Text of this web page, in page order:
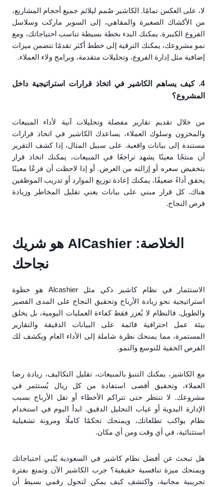
لا، على العكس تمامًا. الكاشير صُمم ليلائم جميع أحجام المشاريع،
من الأكشاك الصغيرة والمقاهي، إلى السوبر ماركت وسلاسل
الفروع الكبيرة. يمكنك البدء بخطة بسيطة تناسب احتياجاتك، ومع
نمو مشروعك، يمكنك الترقية إلى خطط أكثر تقدمًا تتضمن ميزات
إضافية مثل إدارة الفروع، وتحليلات متقدمة، وبرامج ولاء العملاء.
4. كيف يساهم الكاشير في اتخاذ قرارات استراتيجية داخل
المشروع؟
من خلال تقديم تقارير مفصلة وتحليلات آنية لأداء المبيعات
والمخزون وسلوك العملاء، يساعدك الكاشير في اتخاذ قرارات
مستندة إلى بيانات واقعية. على سبيل المثال، إذا كشف التقرير
أن منتجًا معينًا يشهد تراجعًا في المبيعات، يمكنك اتخاذ قرار
بتخفيض سعره أو إزالته من العرض. أو إذا لاحظت أن فرعًا معينًا
يحقق أداءً ضعيفًا، يمكنك إعادة توزيع الموارد أو تدريب الموظفين
هناك. كل قرار مبني على بيانات يعني تقليل المخاطر وزيادة
فرص النجاح.
الخلاصة: AlCashier هو شريك
نجاحك
الاستثمار في نظام كاشير ذكي مثل Alcashier هو خطوة
استراتيجية نحو زيادة الأرباح وتحقيق النجاح على المدى القصير
والطويل. فالنظام لا يُعزز فقط كفاءة العمليات اليومية، بل يخلق
بيئة عمل احترافية قائمة على البيانات الدقيقة والتقارير
المستمرة، مما يمنحك نظرة شاملة إلى الأداء العام ويكشف لك
الفرص الخفية للتوسع والنمو.
مع الكاشير، يمكنك التنبؤ بالمبيعات، تقليل التكاليف، زيادة رضا
العملاء، وتحقيق أقصى استفادة من كل ريال يُستثمر في
مشروعك. لا تنتظر حتى تتراكم الأخطاء أو تقل الأرباح بسبب
الإدارة اليدوية أو غياب التحليل الدقيق. ابدأ اليوم في استخدام
نظام يواكب تطلعاتك، ويمنحك تحكمًا كاملًا ومرونة تشغيلية
استثنائية، في أي وقت ومن أي مكان.
هل تبحث عن أفضل نظام كاشير في السعودية يُلبي احتياجاتك
ويمنحك ميزة تنافسية حقيقية؟ جرب الكاشير الآن وتمتع بفترة
تجريبية مجانية، واكتشف كيف يمكن لتحول رقمي بسيط أن